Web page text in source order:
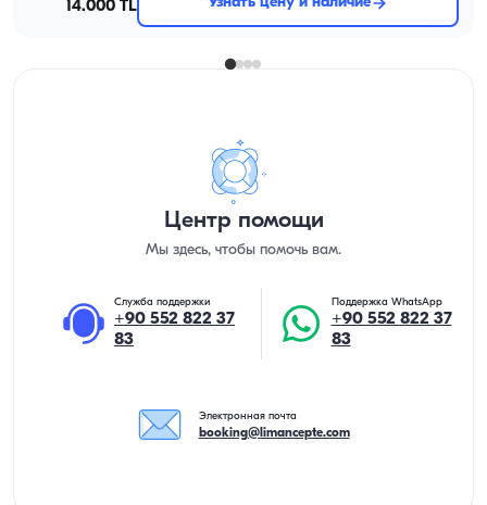
14.000 TL
Центр помощи
Мы здесь, чтобы помочь вам.
Служба поддержки
+90 552 822 37
83
Поддержка WhatsApp
+90 552 822 37
83
Электронная почта
booking@limancepte.com